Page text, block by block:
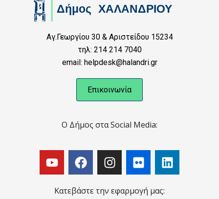
Αγ.Γεωργίου 30 & Αριστείδου 15234
τηλ: 214 214 7040
email: helpdesk@halandri.gr
Επικοινωνία
Ο Δήμος στα Social Media:
Κατεβάστε την εφαρμογή μας: